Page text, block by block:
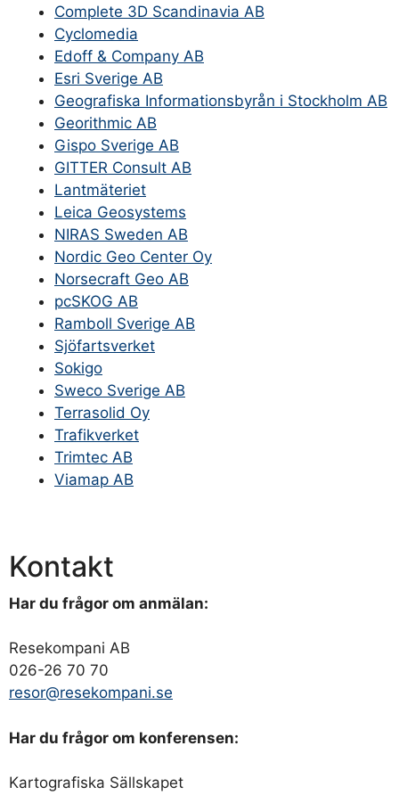
Complete 3D Scandinavia AB
Cyclomedia
Edoff & Company AB
Esri Sverige AB
Geografiska Informationsbyrån i Stockholm AB
Georithmic AB
Gispo Sverige AB
GITTER Consult AB
Lantmäteriet
Leica Geosystems
NIRAS Sweden AB
Nordic Geo Center Oy
Norsecraft Geo AB
pcSKOG AB
Ramboll Sverige AB
Sjöfartsverket
Sokigo
Sweco Sverige AB
Terrasolid Oy
Trafikverket
Trimtec AB
Viamap AB
Kontakt
Har du frågor om anmälan:
Resekompani AB
026-26 70 70
resor@resekompani.se
Har du frågor om konferensen:
Kartografiska Sällskapet